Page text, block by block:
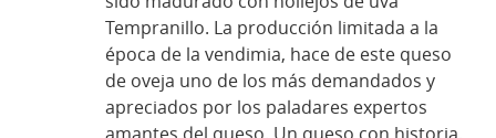
Tempranillo. La producción limitada a la
época de la vendimia, hace de este queso
de oveja uno de los más demandados y
apreciados por los paladares expertos